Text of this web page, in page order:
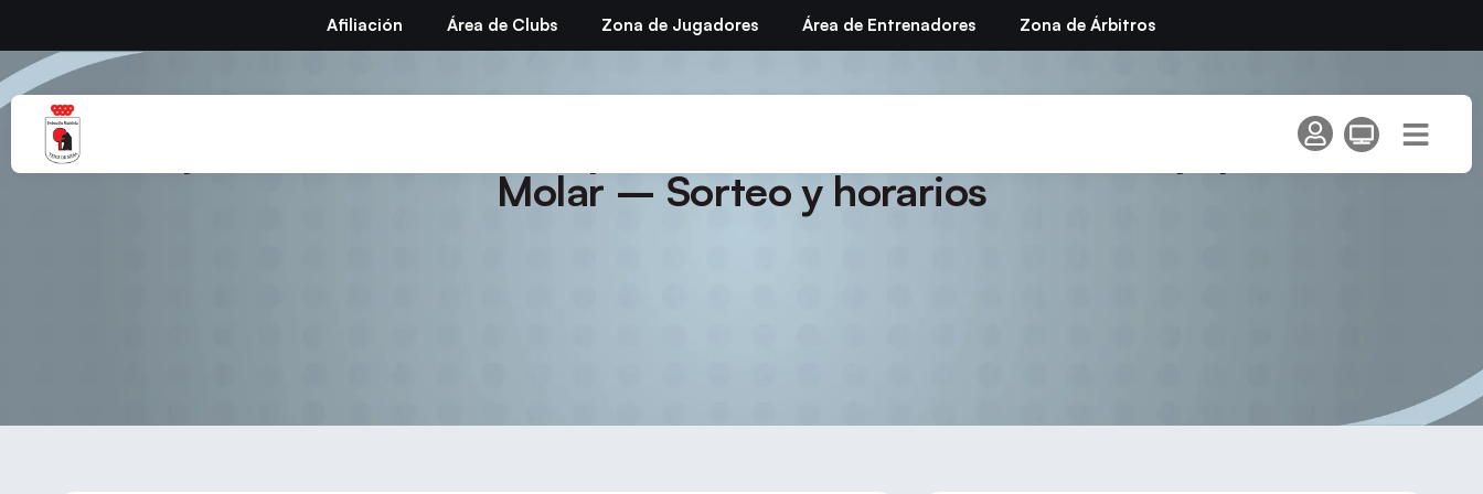
Afiliación Área de Clubs Zona de Jugadores Área de Entrenadores Zona de Árbitros
Temporada 25/26 – Campeonato de Madrid Absoluto Equipos – El
Molar – Sorteo y horarios